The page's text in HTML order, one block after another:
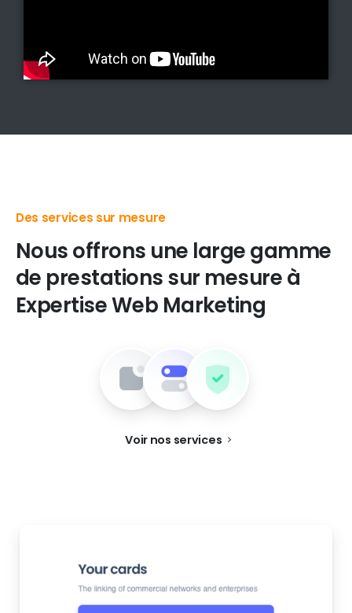
Des produits digitaux de premier choix
Nousoffrons une largegamme
de prestationssur mesureà
ExpertiseWeb Marketing
Voir nos services